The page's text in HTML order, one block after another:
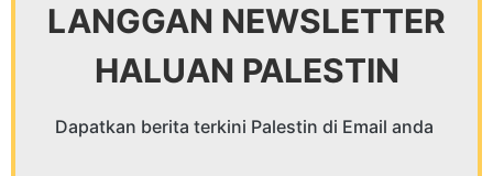
LANGGAN NEWSLETTER
HALUAN PALESTIN
Dapatkan berita terkini Palestin di Email anda